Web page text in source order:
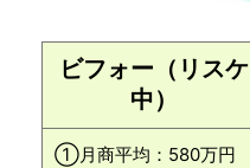
ビフォー（リスケ
中）
①月商平均：580万円